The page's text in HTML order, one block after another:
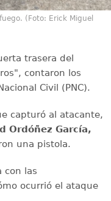
(Foto: Erick Miguel
trasera del
contaron los
Civil (PNC).
capturó al atacante,
Ordóñez García,
una pistola.
con las
ocurrió el ataque